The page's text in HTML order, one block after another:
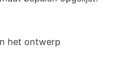
het ontwerp